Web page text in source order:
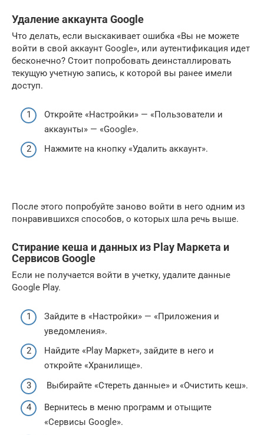
Удаление аккаунта Google
Что делать, если выскакивает ошибка «Вы не можете
войти в свой аккаунт Google», или аутентификация идет
бесконечно? Стоит попробовать деинсталлировать
текущую учетную запись, к которой вы ранее имели
доступ.
Откройте «Настройки» — «Пользователи и
аккаунты» — «Google».
Нажмите на кнопку «Удалить аккаунт».
После этого попробуйте заново войти в него одним из
понравившихся способов, о которых шла речь выше.
Стирание кеша и данных из Play Маркета и
Сервисов Google
Если не получается войти в учетку, удалите данные
Google Play.
Зайдите в «Настройки» — «Приложения и
уведомления».
Найдите «Play Маркет», зайдите в него и
откройте «Хранилище».
Выбирайте «Стереть данные» и «Очистить кеш».
Вернитесь в меню программ и отыщите
«Сервисы Google».